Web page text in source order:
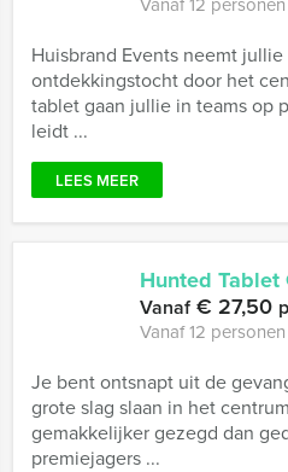
Huisbrand Events neemt
ontdekkingstocht door het
tablet gaan jullie in teams op
leidt ...
LEES MEER
Hunted Tablet
Vanaf€ 27,50
Vanaf 12
Je bent ontsnapt uit de
grote slag slaan in het
gemakkelijker gezegd dan
premiejagers ...